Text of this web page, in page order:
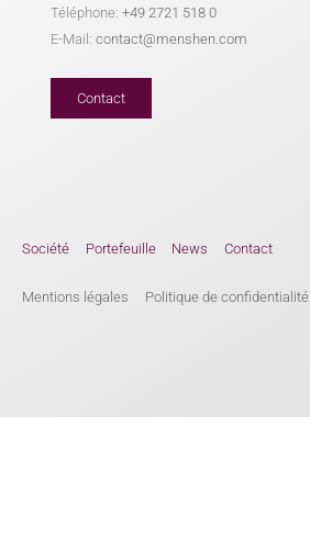
Téléphone:+49 2721 518 0
E-Mail:contact@menshen.com
Contact
Société Portefeuille News Contact
Mentions légales Politique de confidentialité